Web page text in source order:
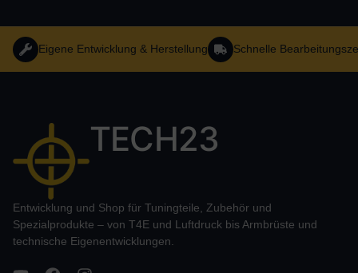
Eigene Entwicklung & Herstellung Schnelle
TECH23
Entwicklung und Shop für Tuningteile, Zubehör und
Spezialprodukte – von T4E und Luftdruck bis Armbrüste und
technische Eigenentwicklungen.